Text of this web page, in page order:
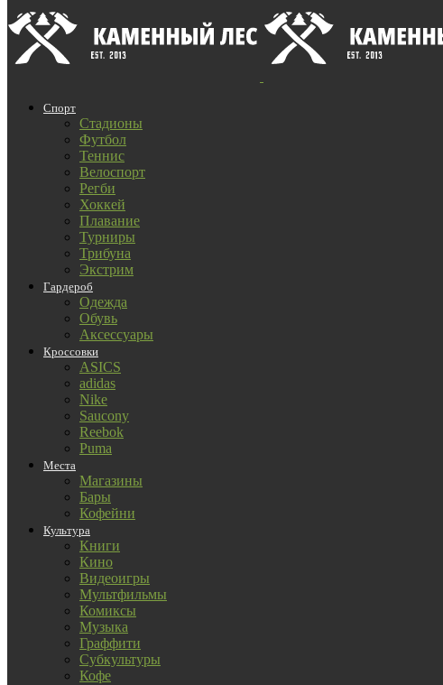
Спорт
Стадионы
Футбол
Теннис
Велоспорт
Регби
Хоккей
Плавание
Турниры
Трибуна
Экстрим
Гардероб
Одежда
Обувь
Аксессуары
Кроссовки
ASICS
adidas
Nike
Saucony
Reebok
Puma
Места
Магазины
Бары
Кофейни
Культура
Книги
Кино
Видеоигры
Мультфильмы
Комиксы
Музыка
Граффити
Субкультуры
Кофе